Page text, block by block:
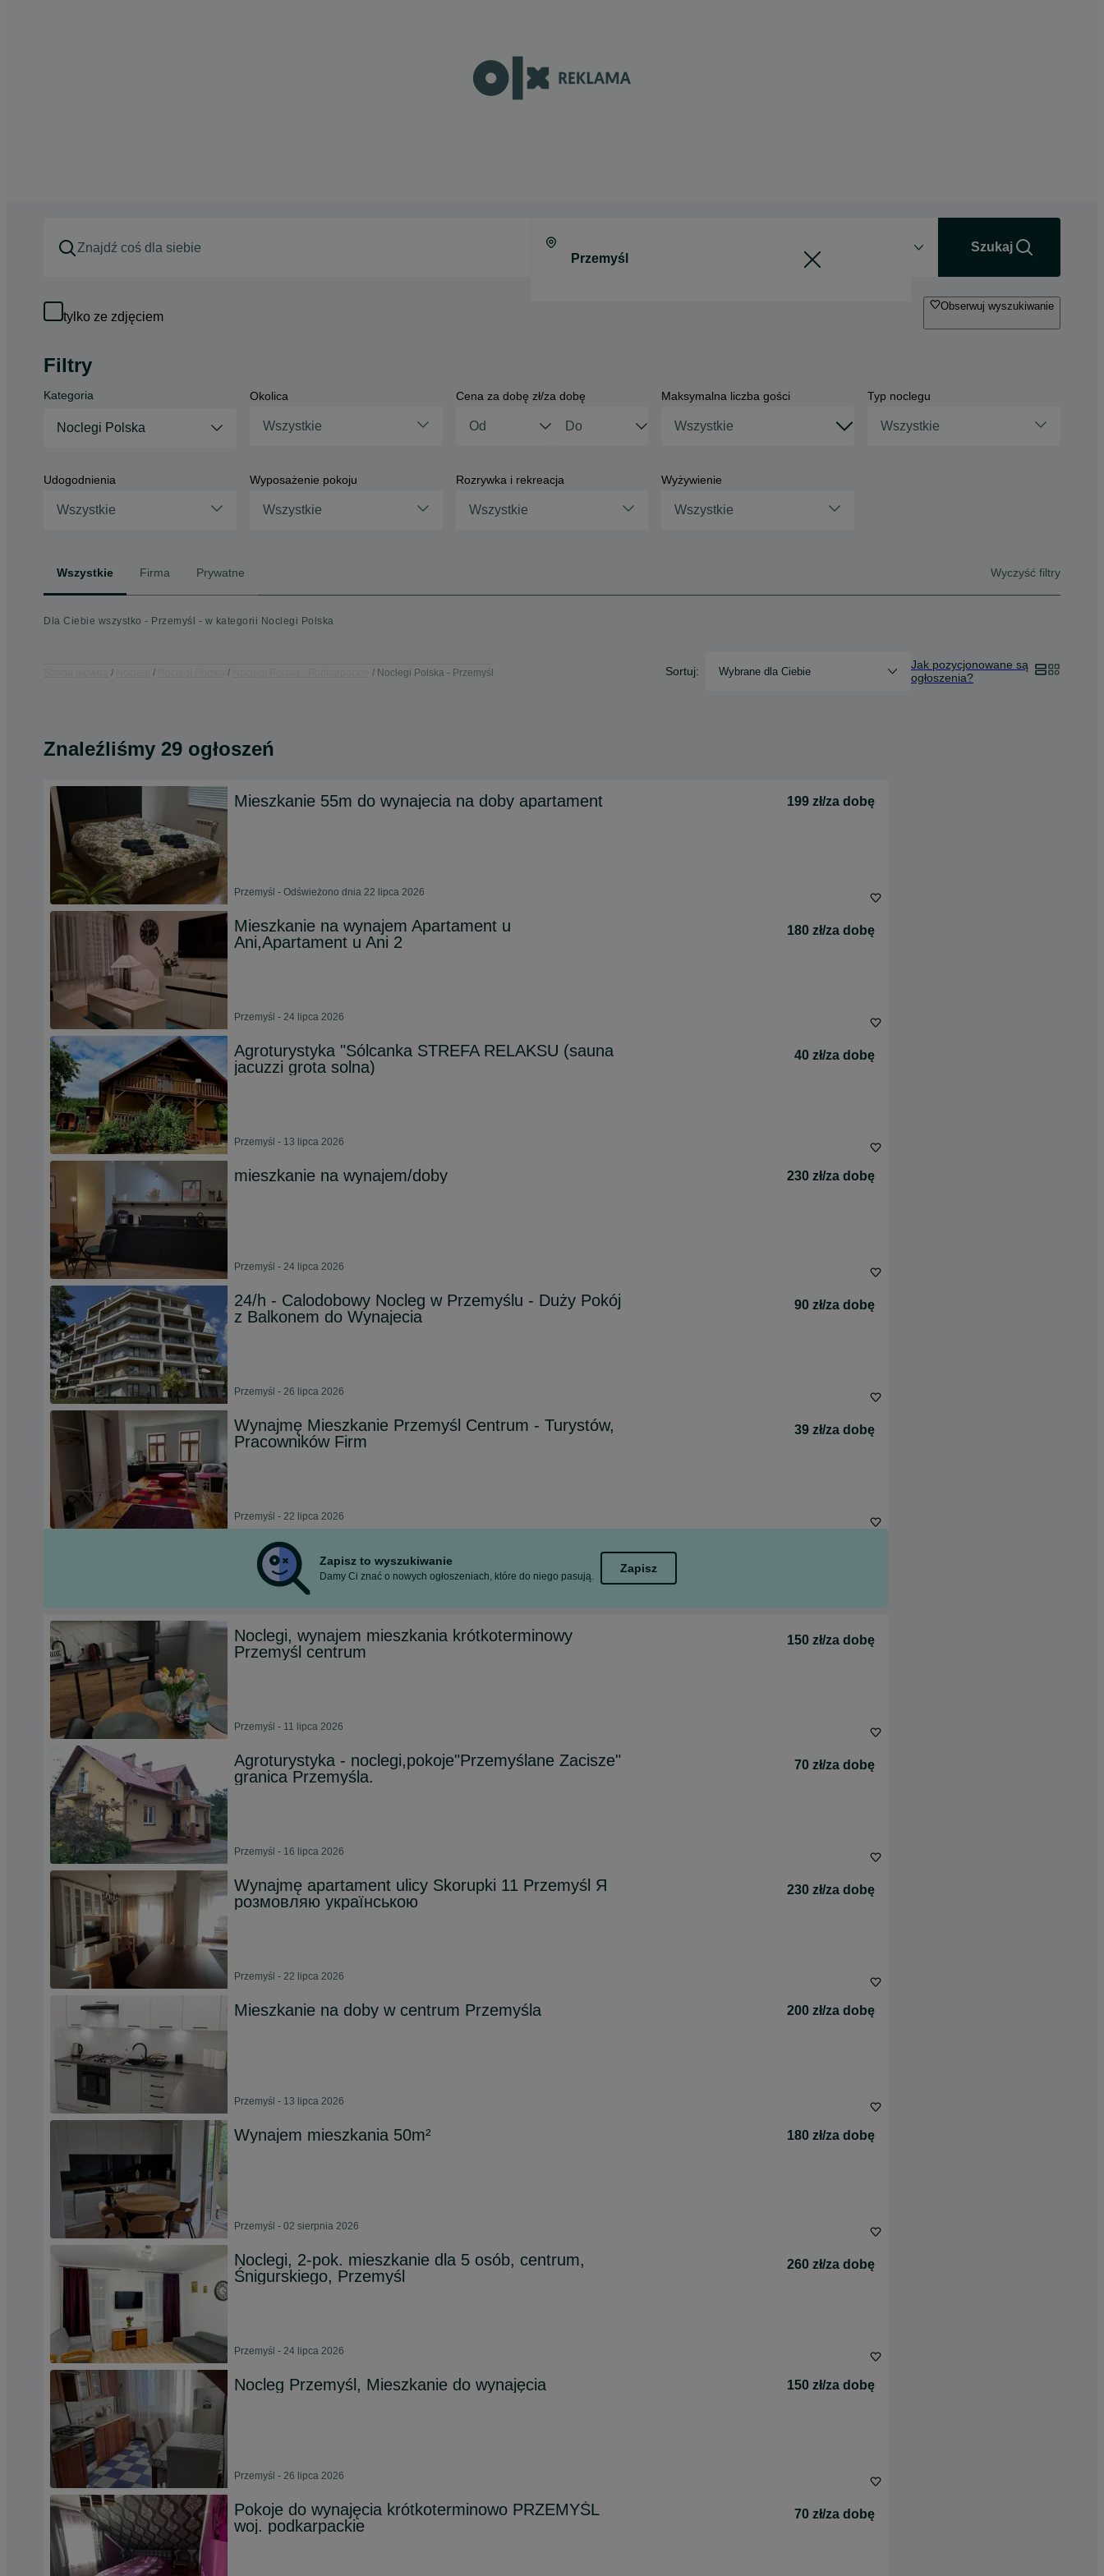
Szukaj
tylko ze zdjęciem
Obserwuj wyszukiwanie
Filtry
Kategoria
Noclegi Polska
Okolica
Wszystkie
Cena za dobę zł/za dobę Maksymalna liczba gości Typ noclegu
Wszystkie
Udogodnienia
Wszystkie
Wyposażenie pokoju
Wszystkie
Rozrywka i rekreacja
Wszystkie
Wyżywienie
Wszystkie
Wszystkie Firma Prywatne Wyczyść filtry
Dla Ciebie wszystko - Przemyśl - w kategorii Noclegi Polska
Noclegi Polska - Przemyśl Sortuj: Wybrane dla Ciebie
Jak pozycjonowane są
ogłoszenia?
Znaleźliśmy 29 ogłoszeń
Mieszkanie 55m do wynajecia na doby apartament 199 zł/za dobę
Przemyśl - Odświeżono dnia 22 lipca 2026
Mieszkanie na wynajem Apartament u
Ani,Apartament u Ani 2
180 zł/za dobę
Przemyśl - 24 lipca 2026
Agroturystyka "Sólcanka STREFA RELAKSU (sauna
jacuzzi grota solna)
40 zł/za dobę
Przemyśl - 13 lipca 2026
mieszkanie na wynajem/doby 230 zł/za dobę
Przemyśl - 24 lipca 2026
24/h - Calodobowy Nocleg w Przemyślu - Duży Pokój
z Balkonem do Wynajecia
90 zł/za dobę
Przemyśl - 26 lipca 2026
Wynajmę Mieszkanie Przemyśl Centrum - Turystów,
Pracowników Firm
39 zł/za dobę
Przemyśl - 22 lipca 2026
Zapisz to wyszukiwanie
Damy Ci znać o nowych ogłoszeniach, które do niego pasują.
Zapisz
Noclegi, wynajem mieszkania krótkoterminowy
Przemyśl centrum
150 zł/za dobę
Przemyśl - 11 lipca 2026
Agroturystyka - noclegi,pokoje"Przemyślane Zacisze"
granica Przemyśla.
70 zł/za dobę
Przemyśl - 16 lipca 2026
Wynajmę apartament ulicy Skorupki 11 Przemyśl Я
розмовляю українською
230 zł/za dobę
Przemyśl - 22 lipca 2026
Mieszkanie na doby w centrum Przemyśla 200 zł/za dobę
Przemyśl - 13 lipca 2026
Wynajem mieszkania 50m² 180 zł/za dobę
Przemyśl - 02 sierpnia 2026
Noclegi, 2-pok. mieszkanie dla 5 osób, centrum,
Śnigurskiego, Przemyśl
260 zł/za dobę
Przemyśl - 24 lipca 2026
Nocleg Przemyśl, Mieszkanie do wynajęcia 150 zł/za dobę
Przemyśl - 26 lipca 2026
Pokoje do wynajęcia krótkoterminowo PRZEMYŚL
woj. podkarpackie
70 zł/za dobę